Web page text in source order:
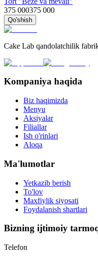
375 000375 000
Qo'shish
Cake Lab qandolatchilik
Kompaniya haqida
Biz haqimizda
Menyu
Aksiyalar
Filiallar
Ish o'rinlari
Aloqa
Ma'lumotlar
Yetkazib berish
To'lov
Maxfiylik siyosati
Foydalanish shartlari
Bizning ijtimoiy
Telefon